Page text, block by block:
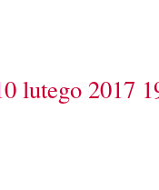
lutego 2017